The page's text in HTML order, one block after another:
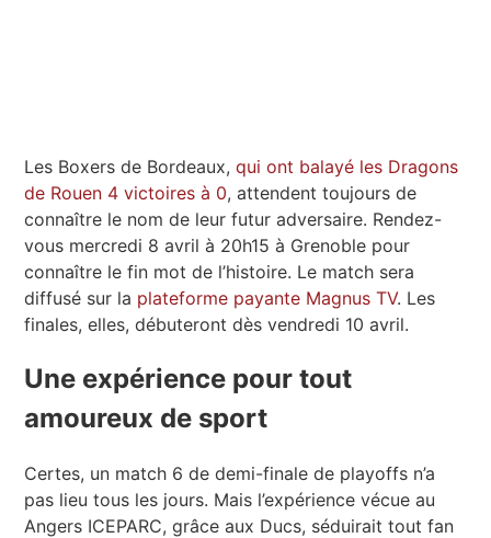
Les Boxers de Bordeaux,qui ont balayé les Dragons
de Rouen 4 victoires à 0, attendent toujours de
connaître le nom de leur futur adversaire. Rendez-
vous mercredi 8 avril à 20h15 à Grenoble pour
connaître le fin mot de l’histoire. Le match sera
diffusé sur la plateforme payante Magnus TV. Les
finales, elles, débuteront dès vendredi 10 avril.
Une expérience pour tout
amoureux de sport
Certes, un match 6 de demi-finale de playoffs n’a
pas lieu tous les jours. Mais l’expérience vécue au
Angers ICEPARC, grâce aux Ducs, séduirait tout fan